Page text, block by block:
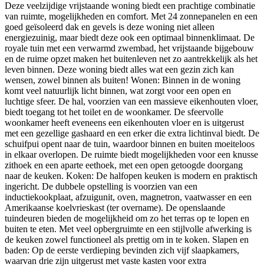
Deze veelzijdige vrijstaande woning biedt een prachtige combinatie
van ruimte, mogelijkheden en comfort. Met 24 zonnepanelen en een
goed geïsoleerd dak en gevels is deze woning niet alleen
energiezuinig, maar biedt deze ook een optimaal binnenklimaat. De
royale tuin met een verwarmd zwembad, het vrijstaande bijgebouw
en de ruime opzet maken het buitenleven net zo aantrekkelijk als het
leven binnen. Deze woning biedt alles wat een gezin zich kan
wensen, zowel binnen als buiten! Wonen: Binnen in de woning
komt veel natuurlijk licht binnen, wat zorgt voor een open en
luchtige sfeer. De hal, voorzien van een massieve eikenhouten vloer,
biedt toegang tot het toilet en de woonkamer. De sfeervolle
woonkamer heeft eveneens een eikenhouten vloer en is uitgerust
met een gezellige gashaard en een erker die extra lichtinval biedt. De
schuifpui opent naar de tuin, waardoor binnen en buiten moeiteloos
in elkaar overlopen. De ruimte biedt mogelijkheden voor een knusse
zithoek en een aparte eethoek, met een open getoogde doorgang
naar de keuken. Koken: De halfopen keuken is modern en praktisch
ingericht. De dubbele opstelling is voorzien van een
inductiekookplaat, afzuigunit, oven, magnetron, vaatwasser en een
Amerikaanse koelvrieskast (ter overname). De openslaande
tuindeuren bieden de mogelijkheid om zo het terras op te lopen en
buiten te eten. Met veel opbergruimte en een stijlvolle afwerking is
de keuken zowel functioneel als prettig om in te koken. Slapen en
baden: Op de eerste verdieping bevinden zich vijf slaapkamers,
waarvan drie zijn uitgerust met vaste kasten voor extra